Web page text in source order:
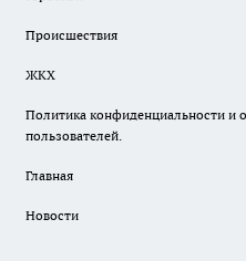
Происшествия
ЖКХ
Политика конфиденциальности и
пользователей.
Главная
Новости